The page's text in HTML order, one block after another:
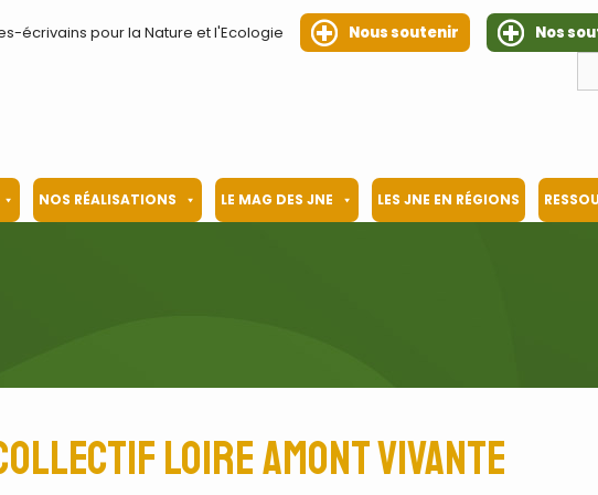
écrivains pour la Nature et l'Ecologie Nous soutenir Nos
NOS RÉALISATIONS LE MAG DES JNE LES JNE EN RÉGIONS
Loire Amont Vivante